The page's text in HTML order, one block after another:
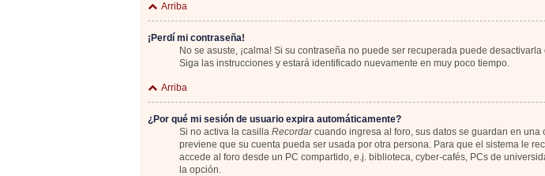
Arriba
¡Perdí mi contraseña!
No se asuste, ¡calma! Si su contraseña no puede ser recuperada puede
Siga las instrucciones y estará identificado nuevamente en muy poco tiempo.
Arriba
¿Por qué mi sesión de usuario expira automáticamente?
Si no activa la casilla Recordarcuando ingresa al foro, sus datos se guardan en
previene que su cuenta pueda ser usada por otra persona. Para que el sistema le
accede al foro desde un PC compartido, e.j. biblioteca, cyber-cafés, PCs de
la opción.